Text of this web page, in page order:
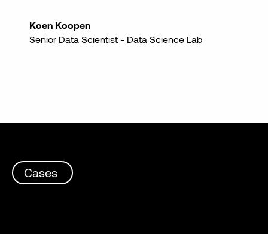
Koen Koopen
Senior Data Scientist - Data Science Lab
Cases